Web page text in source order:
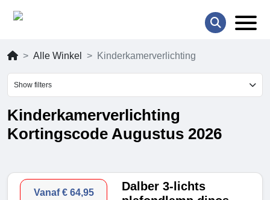
Alle Winkel Kinderkamerverlichting
Show filters
Kinderkamerverlichting
Kortingscode Augustus 2026
Vanaf € 64,95
Dalber 3-lichts